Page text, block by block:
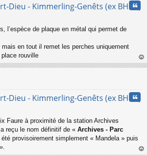
Dieu - Kimmerling-Genêts (ex BHNS)
l’espèce de plaque en métal qui permet de
en tout il remet les perches uniquement
rouville
au
Dieu - Kimmerling-Genêts (ex BHNS)
Faure à proximité de la station Archives
reçu le nom définitif de « Archives - Parc
provisoirement simplement « Mandela » puis